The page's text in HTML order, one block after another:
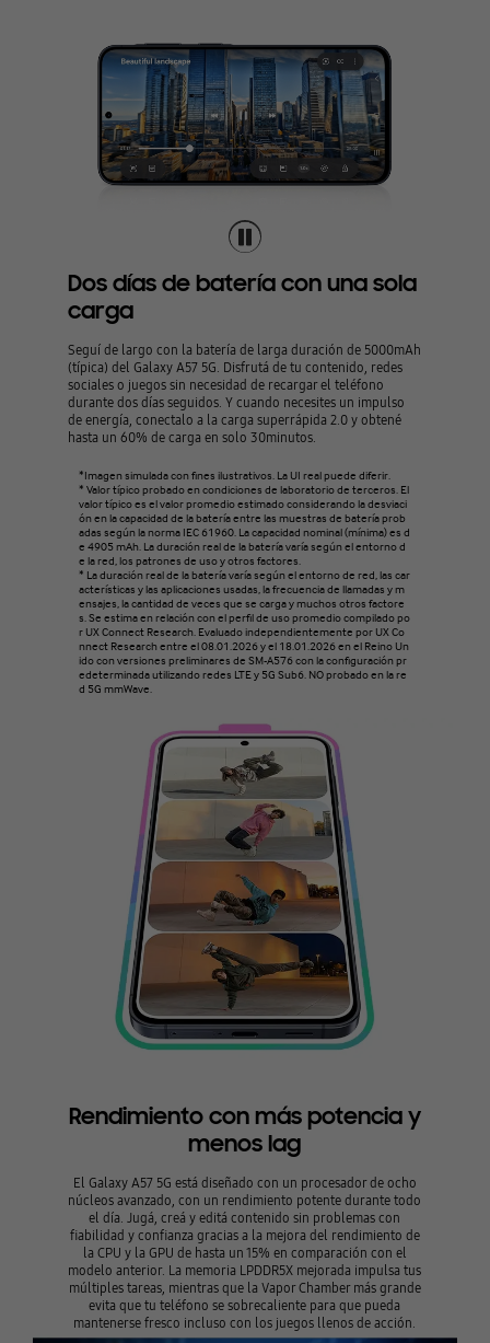
Dos días de batería con una sola
carga
Seguí de largo con la batería de larga duración de 5000mAh
(típica) del Galaxy A57 5G. Disfrutá de tu contenido, redes
sociales o juegos sin necesidad de recargar el teléfono
durante dos días seguidos. Y cuando necesites un impulso
de energía, conectalo a la carga superrápida 2.0 y obtené
hasta un 60% de carga en solo 30minutos.
*Imagen simulada con fines ilustrativos. La UI real puede diferir.
* Valor típico probado en condiciones de laboratorio de terceros. El
valor típico es el valor promedio estimado considerando la desviaci
ón en la capacidad de la batería entre las muestras de batería prob
adas según la norma IEC 61960. La capacidad nominal (mínima) es d
e 4905 mAh. La duración real de la batería varía según el entorno d
e la red, los patrones de uso y otros factores.
* La duración real de la batería varía según el entorno de red, las car
acterísticas y las aplicaciones usadas, la frecuencia de llamadas y m
ensajes, la cantidad de veces que se carga y muchos otros factore
s. Se estima en relación con el perfil de uso promedio compilado po
r UX Connect Research. Evaluado independientemente por UX Co
nnect Research entre el 08.01.2026 y el 18.01.2026 en el Reino Un
ido con versiones preliminares de SM-A576 con la configuración pr
edeterminada utilizando redes LTE y 5G Sub6. NO probado en la re
d 5G mmWave.
Rendimiento con más potencia y
menos lag
El Galaxy A57 5G está diseñado con un procesador de ocho
núcleos avanzado, con un rendimiento potente durante todo
el día. Jugá, creá y editá contenido sin problemas con
fiabilidad y confianza gracias a la mejora del rendimiento de
la CPU y la GPU de hasta un 15% en comparación con el
modelo anterior. La memoria LPDDR5X mejorada impulsa tus
múltiples tareas, mientras que la Vapor Chamber más grande
evita que tu teléfono se sobrecaliente para que pueda
mantenerse fresco incluso con los juegos llenos de acción.